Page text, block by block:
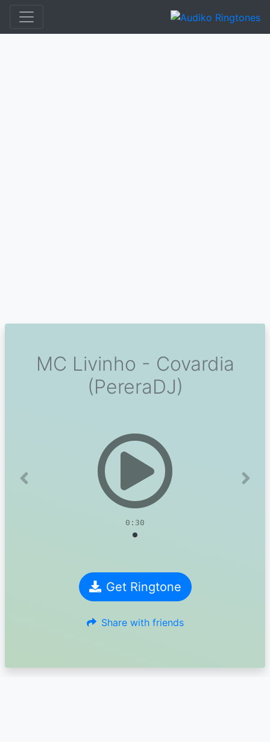
MC Livinho - Covardia
(PereraDJ)
0:30
Previous Next
Get Ringtone
Share with friends